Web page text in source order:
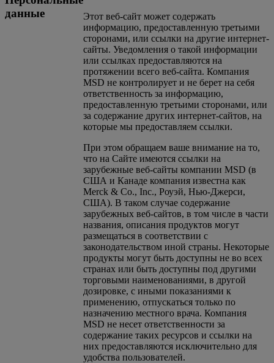
данные
Этот веб-сайт может содержать
информацию, предоставленную третьими
сторонами, или ссылки на другие интернет-
сайты. Уведомления о такой информации
или ссылках предоставляются на
протяжении всего веб-сайта. Компания
MSD не контролирует и не берет на себя
ответственность за информацию,
предоставленную третьими сторонами, или
за содержание других интернет-сайтов, на
которые мы предоставляем ссылки.
При этом обращаем ваше внимание на то,
что на Сайте имеются ссылки на
зарубежные веб-сайты компании MSD (в
США и Канаде компания известна как
Merck & Co., Inc., Роуэй, Нью-Джерси,
США). В таком случае содержание
зарубежных веб-сайтов, в том числе в части
названия, описания продуктов могут
размещаться в соответствии с
законодательством иной страны. Некоторые
продукты могут быть доступны не во всех
странах или быть доступны под другими
торговыми наименованиями, в другой
дозировке, с иными показаниями к
применению, отпускаться только по
назначению местного врача. Компания
MSD не несет ответственности за
содержание таких ресурсов и ссылки на
них предоставляются исключительно для
удобства пользователей.